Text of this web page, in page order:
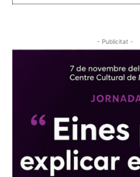
- Publicitat -